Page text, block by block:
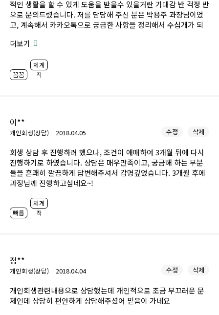
적인 생활을 할 수 있게 도움을 받을수 있을거란 기대감 반 걱정 반
으로 문의드렸습니다. 저를 담당해 주신 분은 박용주 과장님이었
고, 계속해서 카카오톡으로 궁금한 사항을 정리해서 수십개가 되
는 질문들을 문의드렸는데 아직 계약서를 작성하지 않은 상황이었
음에도 불구하고 제 입장에서 장단점을 꼼꼼하고 편하게 안내해주
민원이 언제든지 뒤로 밀리고 대충처리가 될 것 같다는 생각이 있
었는데, 담당자님께서 끝까지 도움을 주기 위해 노력해주셔서 정
되었으면 합니다. 앞으로도 잘 부탁드립니다.
더보기
꼼꼼
체계
적
이**
개인회생(상담) 2018.04.05 수정 삭제
회생 상담 후 진행하려 했으나, 조건이 애매하여 3개월 뒤에 다시
진행하기로 하였습니다. 상담은 매우만족이고, 궁금해 하는 부분
들을 흔쾌히 깔끔하게 답변해주셔서 감명깊었습니다. 3개월 후에
과장님께 진행하고싶네요~!
빠름
체계
적
정**
개인회생(상담) 2018.04.04 수정 삭제
개인회생관련내용으로 상담했는데 개인적으로 조금 부끄러운 문
제인데 상당히 편안하게 상담해주셨어 믿음이 가네요